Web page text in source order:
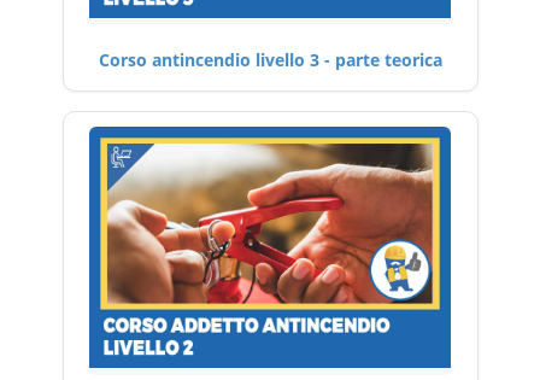
Corso antincendio livello 3 - parte teorica